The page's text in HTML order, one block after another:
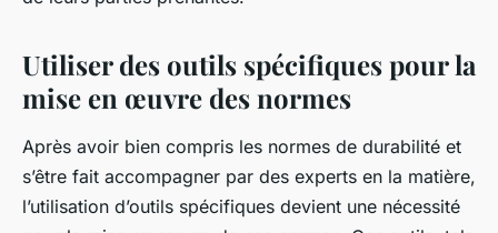
Utiliser des outils spécifiques pour la
mise en œuvre des normes
Après avoir bien compris les normes de durabilité et
s’être fait accompagner par des experts en la matière,
l’utilisation d’outils spécifiques devient une nécessité